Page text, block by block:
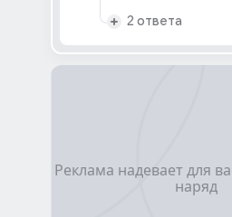
2 ответа